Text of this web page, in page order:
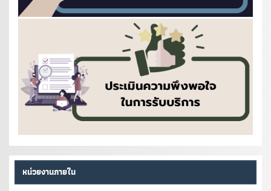
หน่วยงานภายใน